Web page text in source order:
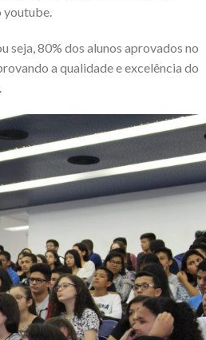
youtube.
seja, 80% dos alunos aprovados no
a qualidade e excelência do